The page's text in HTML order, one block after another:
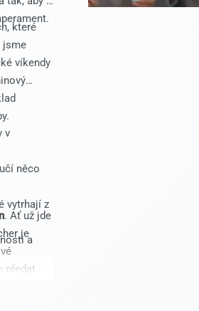
které
jsme
víkendy
v
něco
vytrhají z
a
. Ať už jde
je
předat